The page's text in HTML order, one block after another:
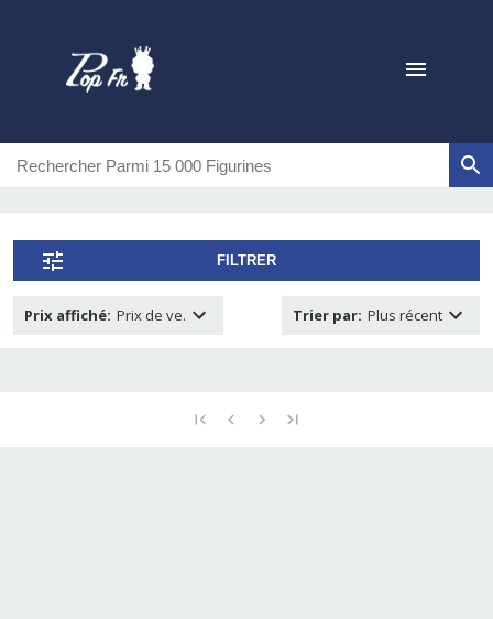
FILTRER
Prix affiché: Prix de ve. Trier par: Plus récent